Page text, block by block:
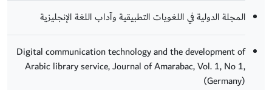
المجلة الدولية في اللغويات التطبيقية وآداب اللغة الإنجليزية
Digital communication technology and the development of
Arabic library service, Journal of Amarabac, Vol. 1, No 1,
(Germany)